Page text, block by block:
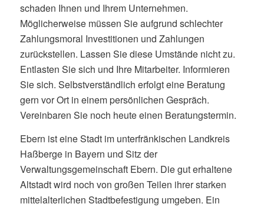
schaden Ihnen und Ihrem Unternehmen.
Möglicherweise müssen Sie aufgrund schlechter
Zahlungsmoral Investitionen und Zahlungen
zurückstellen. Lassen Sie diese Umstände nicht zu.
Entlasten Sie sich und Ihre Mitarbeiter. Informieren
Sie sich. Selbstverständlich erfolgt eine Beratung
gern vor Ort in einem persönlichen Gespräch.
Vereinbaren Sie noch heute einen Beratungstermin.
Ebern ist eine Stadt im unterfränkischen Landkreis
Haßberge in Bayern und Sitz der
Verwaltungsgemeinschaft Ebern. Die gut erhaltene
Altstadt wird noch von großen Teilen ihrer starken
mittelalterlichen Stadtbefestigung umgeben. Ein